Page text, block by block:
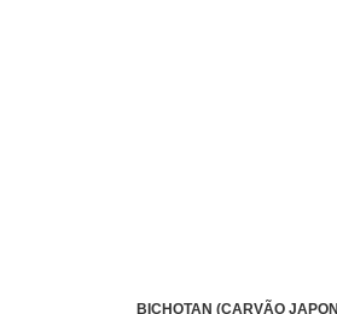
BICHOTAN (CARVÃO